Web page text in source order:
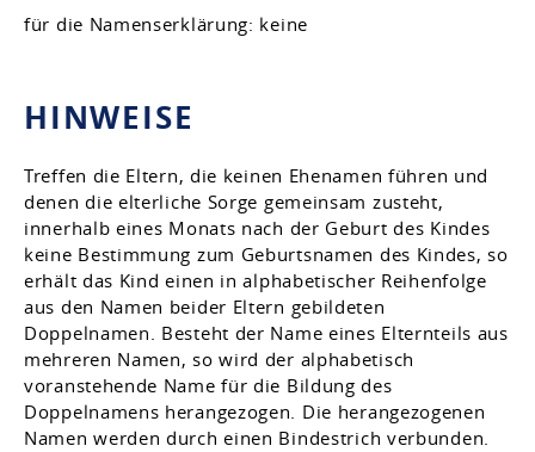
für die Namenserklärung: keine
HINWEISE
Treffen die Eltern, die keinen Ehenamen führen und
denen die elterliche Sorge gemeinsam zusteht,
innerhalb eines Monats nach der Geburt des Kindes
keine Bestimmung zum Geburtsnamen des Kindes, so
erhält das Kind einen in alphabetischer Reihenfolge
aus den Namen beider Eltern gebildeten
Doppelnamen. Besteht der Name eines Elternteils aus
mehreren Namen, so wird der alphabetisch
voranstehende Name für die Bildung des
Doppelnamens herangezogen. Die herangezogenen
Namen werden durch einen Bindestrich verbunden.